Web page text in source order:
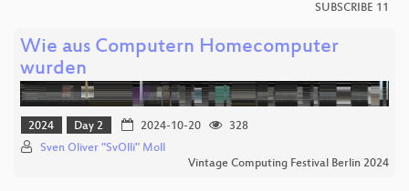
SUBSCRIBE 11
Wie aus Computern Homecomputer
wurden
2024 Day 2 2024-10-20
328
Sven Oliver "SvOlli" Moll
Vintage Computing Festival Berlin 2024